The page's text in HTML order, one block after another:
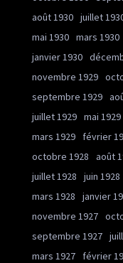
août 1930 juillet
mai 1930 mars 1930
janvier 1930
novembre 1929
septembre 1929
juillet 1929 mai 1929
mars 1929
février
octobre 1928
août
juillet 1928
juin 1928
mars 1928
janvier
novembre 1927
septembre 1927
mars 1927
février